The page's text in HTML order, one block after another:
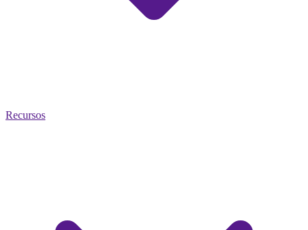
Recursos